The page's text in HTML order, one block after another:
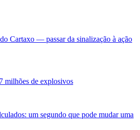
Cartaxo — passar da sinalização à ação
milhões de explosivos
um segundo que pode mudar uma